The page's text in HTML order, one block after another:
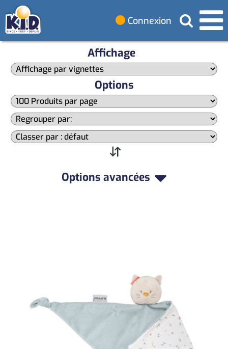
Connexion
Affichage
Options
Options avancées